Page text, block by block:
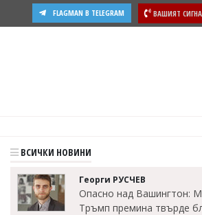
ВАШИЯТ
FLAGMAN В TELEGRAM
ВСИЧКИ НОВИНИ
Георги РУСЧЕВ
Опасно над Вашингтон:
Тръмп премина твърде